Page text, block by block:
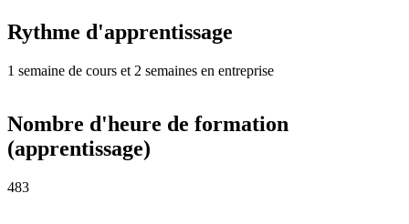
Rythme d'apprentissage
1 semaine de cours et 2 semaines en entreprise
Nombre d'heure de formation
(apprentissage)
483